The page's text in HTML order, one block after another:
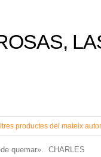
productes del mateix autor
quemar». CHARLES